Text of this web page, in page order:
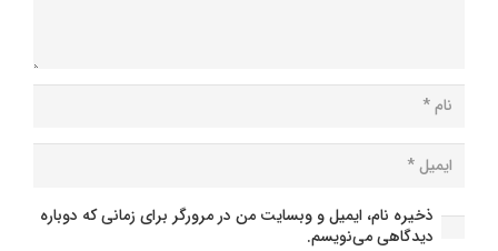
ذخیره نام، ایمیل و وبسایت من در مرورگر برای زمانی که دوباره
دیدگاهی می‌نویسم.